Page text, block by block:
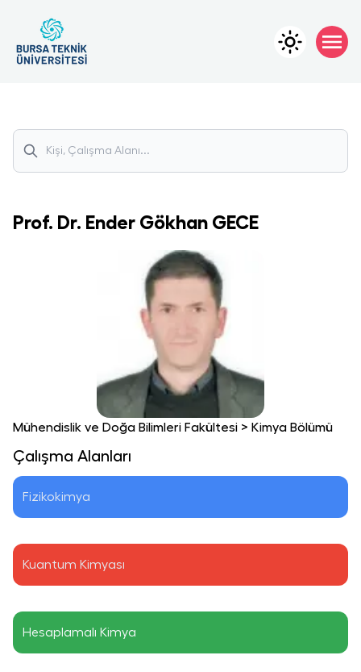
Prof. Dr. Ender Gökhan GECE
Mühendislik ve Doğa Bilimleri Fakültesi > Kimya Bölümü
Çalışma Alanları
Fizikokimya
Kuantum Kimyası
Hesaplamalı Kimya